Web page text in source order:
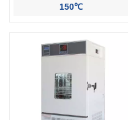
150℃